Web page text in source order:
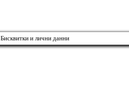
Бисквитки и лични данни